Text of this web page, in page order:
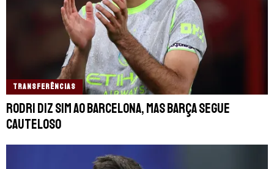
TRANSFERÊNCIAS
Rodri diz sim ao Barcelona, mas Barça segue
cauteloso